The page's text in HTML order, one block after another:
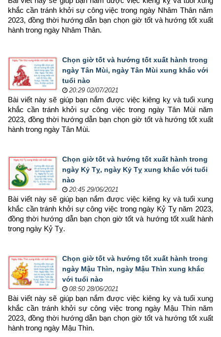
khắc cần tránh khởi sự công việc trong ngày Nhâm Thân năm
2023, đồng thời hướng dẫn bạn chọn giờ tốt và hướng tốt xuất
hành trong ngày Nhâm Thân.
Chọn giờ tốt và hướng tốt xuất hành trong
ngày Tân Mùi, ngày Tân Mùi xung khắc với
tuổi nào
20:29 02/07/2021
Bài viết này sẽ giúp bạn nắm được việc kiêng kỵ và tuổi xung
khắc cần tránh khởi sự công việc trong ngày Tân Mùi năm
2023, đồng thời hướng dẫn bạn chọn giờ tốt và hướng tốt xuất
hành trong ngày Tân Mùi.
Chọn giờ tốt và hướng tốt xuất hành trong
ngày Kỷ Tỵ, ngày Kỷ Tỵ xung khắc với tuổi
nào
20:45 29/06/2021
Bài viết này sẽ giúp bạn nắm được việc kiêng kỵ và tuổi xung
khắc cần tránh khởi sự công việc trong ngày Kỷ Tỵ năm 2023,
đồng thời hướng dẫn bạn chọn giờ tốt và hướng tốt xuất hành
trong ngày Kỷ Tỵ.
Chọn giờ tốt và hướng tốt xuất hành trong
ngày Mậu Thìn, ngày Mậu Thìn xung khắc
với tuổi nào
08:50 28/06/2021
Bài viết này sẽ giúp bạn nắm được việc kiêng kỵ và tuổi xung
khắc cần tránh khởi sự công việc trong ngày Mậu Thìn năm
2023, đồng thời hướng dẫn bạn chọn giờ tốt và hướng tốt xuất
hành trong ngày Mậu Thìn.